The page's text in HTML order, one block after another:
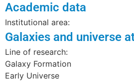
Academic data
Institutional area:
Galaxies and universe
Line of research:
Galaxy Formation
Early Universe